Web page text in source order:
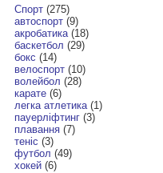
Спорт(275)
автоспорт(9)
акробатика(18)
баскетбол (29)
бокс (14)
велоспорт(10)
волейбол (28)
карате(6)
легка атлетика(1)
пауерліфтинг(3)
плавання(7)
теніс (3)
футбол (49)
хокей(6)